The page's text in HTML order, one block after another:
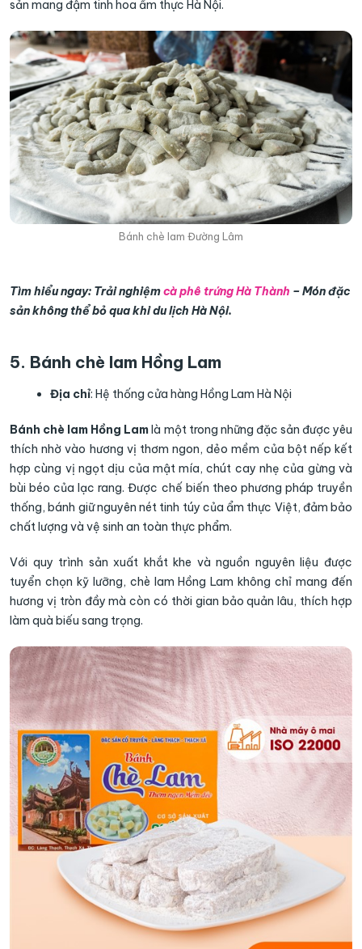
sản mang đậm tinh hoa ẩm thực Hà Nội.
Bánh chè lam Đường Lâm
Tìm hiểu ngay: Trải nghiệmcà phê trứng Hà Thành – Món đặc
sản không thể bỏ qua khi du lịch Hà Nội.
5. Bánh chè lam Hồng Lam
Địa chỉ: Hệ thống cửa hàng Hồng Lam Hà Nội
Bánh chè lam Hồng Lamlà một trong những đặc sản được yêu
thích nhờ vào hương vị thơm ngon, dẻo mềm của bột nếp kết
hợp cùng vị ngọt dịu của mật mía, chút cay nhẹ của gừng và
bùi béo của lạc rang. Được chế biến theo phương pháp truyền
thống, bánh giữ nguyên nét tinh túy của ẩm thực Việt, đảm bảo
chất lượng và vệ sinh an toàn thực phẩm.
Với quy trình sản xuất khắt khe và nguồn nguyên liệu được
tuyển chọn kỹ lưỡng, chè lam Hồng Lam không chỉ mang đến
hương vị tròn đầy mà còn có thời gian bảo quản lâu, thích hợp
làm quà biếu sang trọng.